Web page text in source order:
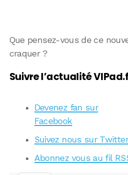
Que pensez-vous de ce
craquer ?
Suivre l’actualité
Devenez fan sur
Facebook
Suivez nous sur Twitter
Abonnez vous au fil